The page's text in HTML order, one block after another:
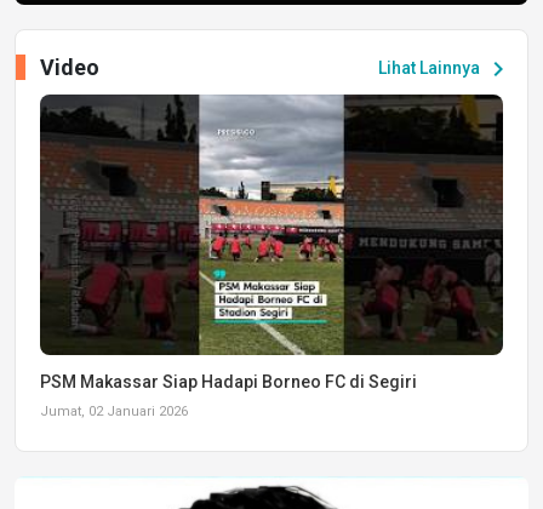
Lihat Lainnya chevron_right
Video
PSM Makassar Siap Hadapi Borneo FC di Segiri
Jumat, 02 Januari 2026